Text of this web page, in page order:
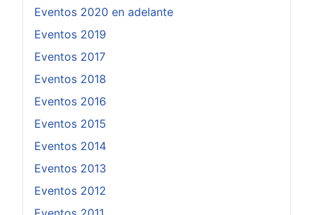
Eventos 2020 en adelante
Eventos 2019
Eventos 2017
Eventos 2018
Eventos 2016
Eventos 2015
Eventos 2014
Eventos 2013
Eventos 2012